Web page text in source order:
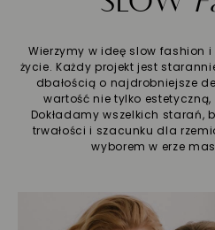
Wierzymy w ideę slow fashion
życie. Każdy projekt jest
dbałością o najdrobniejsze
wartość nie tylko
Dokładamy wszelkich starań,
trwałości i szacunku dla
wyborem w erze